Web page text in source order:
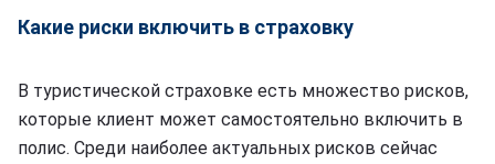
Какие риски включить в страховку
В туристической страховке есть множество рисков,
которые клиент может самостоятельно включить в
полис. Среди наиболее актуальных рисков сейчас